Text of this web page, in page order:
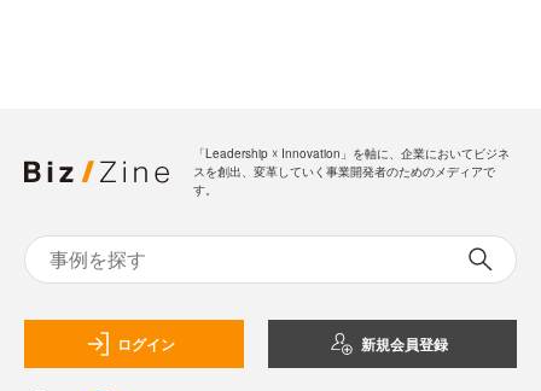
「Leadership ☓ Innovation」を軸に、企業においてビジネ
スを創出、変革していく事業開発者のためのメディアで
す。
ログイン 新規会員登録